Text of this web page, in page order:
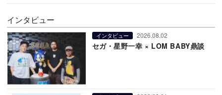
インタビュー
インタビュー 2026.08.02
セガ・星野一幸 × LOM BABY鼎談